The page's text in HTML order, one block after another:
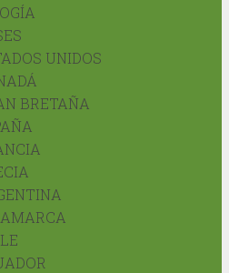
UNIDOS
BRETAÑA